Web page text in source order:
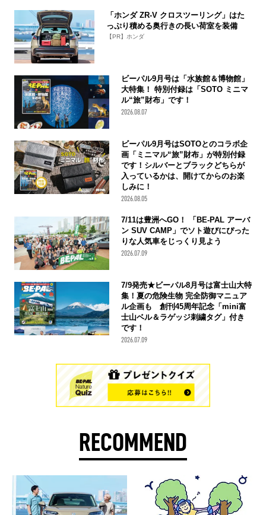
「ホンダ ZR-V クロスツーリング」はた
っぷり積める奥行きの長い荷室を装備
【PR】ホンダ
ビーパル9月号は「水族館＆博物館」
大特集！ 特別付録は「SOTO ミニマ
ル“旅”財布」です！
2026.08.07
ビーパル9月号はSOTOとのコラボ企
画「ミニマル“旅”財布」が特別付録
です！シルバーとブラックどちらが
入っているかは、開けてからのお楽
しみに！
2026.08.05
7/11は豊洲へGO！ 「BE-PAL アーバ
ン SUV CAMP」でソト遊びにぴった
りな人気車をじっくり見よう
2026.07.09
7/9発売★ビーパル8月号は富士山大特
集！夏の危険生物 完全防御マニュア
ル企画も 創刊45周年記念「mini富
士山ベル＆ラゲッジ刺繍タグ」付き
です！
2026.07.09
RECOMMEND